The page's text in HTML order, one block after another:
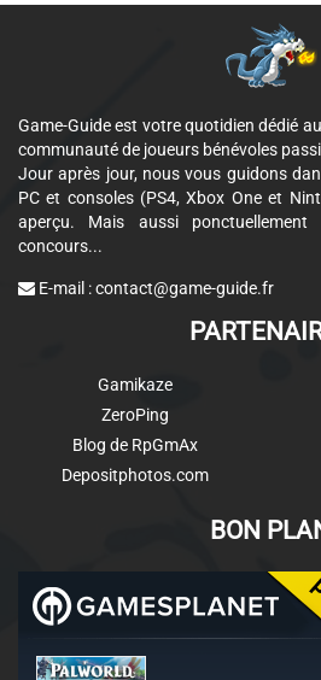
Game-Guide est votre quotidien dédié
communauté de joueurs bénévoles
Jour après jour, nous vous guidons
PC et consoles (PS4, Xbox One et
aperçu. Mais aussi
concours...
E-mail :contact@game-guide.fr
Gamikaze
ZeroPing
Blog de RpGmAx
Depositphotos.com
BON